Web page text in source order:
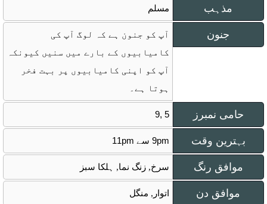
مسلم مذہب
آپ کو جنون ہے کہ لوگ آپ کی
کامیابیوں کے بارے میں سنیں کیونکہ
آپ کو اپنی کامیابیوں پر بہت فخر
ہوتا ہے۔
جنون
9, 5 حامی نمبرز
9pm سے 11pm بہترین وقت
سرخ, زنگ نما, ہلکا سبز موافق رنگ
اتوار, منگل موافق دن